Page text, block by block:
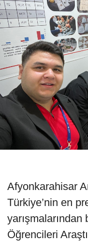
Afyonkarahisar
Türkiye’nin en
Öğrencileri